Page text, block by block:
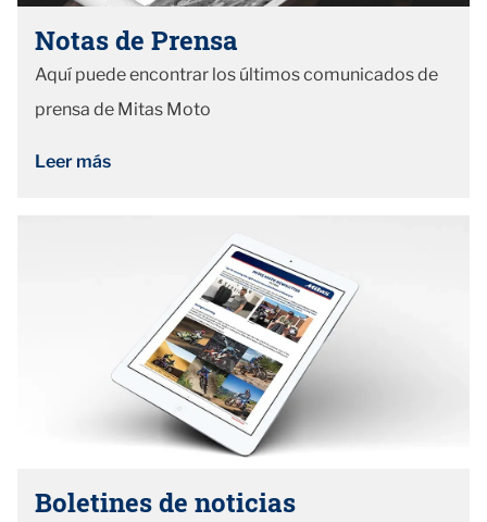
Notas de Prensa
Aquí puede encontrar los últimos comunicados de
prensa de Mitas Moto
Leer más
Boletines de noticias